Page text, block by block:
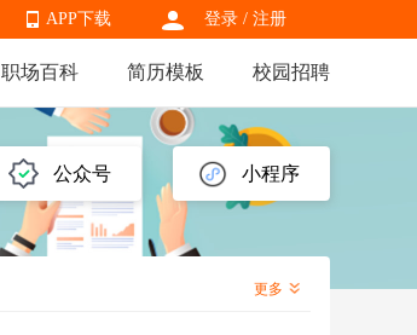
登录 / 注册
APP下载
APP下载
职场百科 简历模板 校园招聘
公众号 小程序
更多